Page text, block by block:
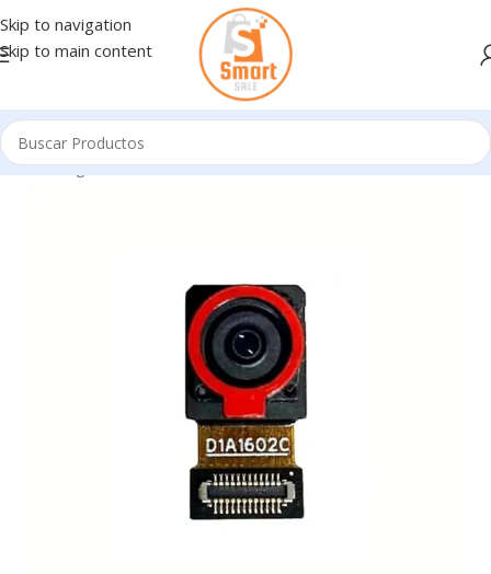
Skip to navigation
Skip to main content
Inicio/Ingresando